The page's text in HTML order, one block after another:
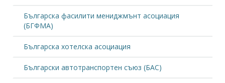
Българска фасилити мениджмънт асоциация
(БГФМА)
Българска хотелска асоциация
Български автотранспортен съюз (БАС)